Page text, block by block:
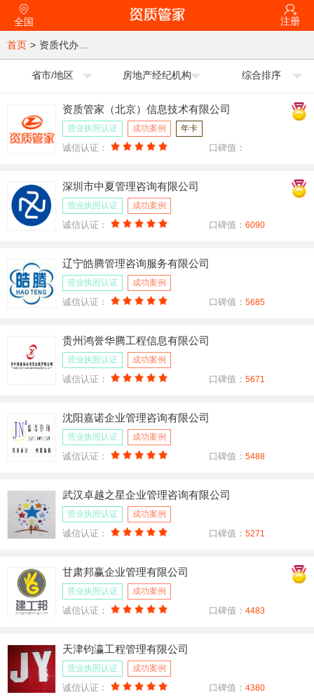
全国 注册
首页 >
省市/地区 房地产经纪机构 综合排序
资质管家（北京）信息技术有限公司
营业执照认证 成功案例 年卡
诚信认证： 口碑值：
深圳市中夏管理咨询有限公司
营业执照认证 成功案例
诚信认证： 口碑值：6090
辽宁皓腾管理咨询服务有限公司
营业执照认证 成功案例
诚信认证： 口碑值：5685
贵州鸿誉华腾工程信息有限公司
营业执照认证 成功案例
诚信认证： 口碑值：5671
沈阳嘉诺企业管理咨询有限公司
营业执照认证 成功案例
诚信认证： 口碑值：5488
武汉卓越之星企业管理咨询有限公司
营业执照认证 成功案例
诚信认证： 口碑值：5271
甘肃邦赢企业管理有限公司
营业执照认证 成功案例
诚信认证： 口碑值：4483
天津钧瀛工程管理有限公司
营业执照认证 成功案例
诚信认证： 口碑值：4380